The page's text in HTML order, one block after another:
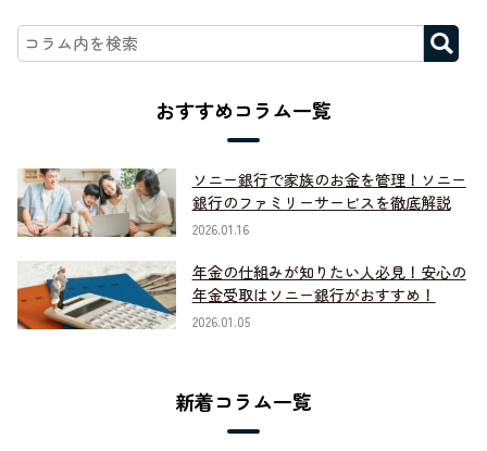
おすすめコラム一覧
ソニー銀行で家族のお金を管理！ソニー
銀行のファミリーサービスを徹底解説
2026.01.16
年金の仕組みが知りたい人必見！安心の
年金受取はソニー銀行がおすすめ！
2026.01.05
新着コラム一覧